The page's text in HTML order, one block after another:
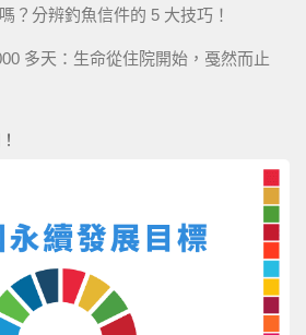
？分辨釣魚信件的 5 大技巧！
多天：生命從住院開始，戞然而止